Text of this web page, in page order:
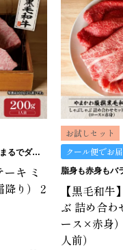
この美しい霜降りは、まるでダイヤモンド。
ーキ ミ
降り） 2
お試しセット
クール便でお
【黒毛和牛
ぶ 詰め合わ
ース×赤身
人前）